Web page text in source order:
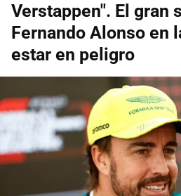
Verstappen". El gran
Fernando Alonso en
estar en peligro